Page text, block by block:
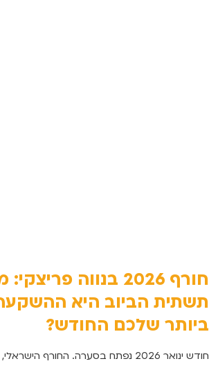
חורף 2026 בנווה
תשתית הביוב היא
ביותר שלכם החודש?
חודש ינואר 2026 נפתח בסערה. החורף